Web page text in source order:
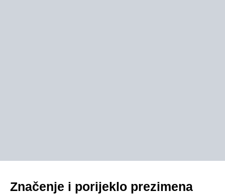
Značenje i porijeklo prezimena